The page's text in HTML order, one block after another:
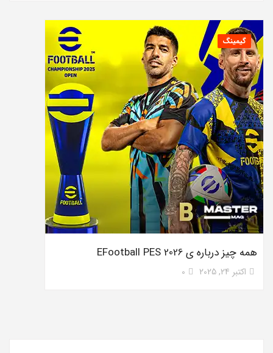
گیمینگ
همه چیز درباره ی EFootball PES 2026
اکتبر 24, 2025 0